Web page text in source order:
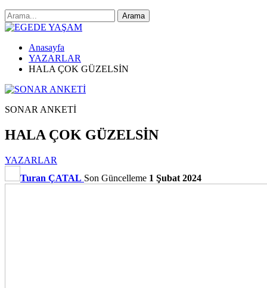
Anasayfa
YAZARLAR
HALA ÇOK GÜZELSİN
SONAR ANKETİ
HALA ÇOK GÜZELSİN
YAZARLAR
Turan ÇATAL Son Güncelleme 1 Şubat 2024